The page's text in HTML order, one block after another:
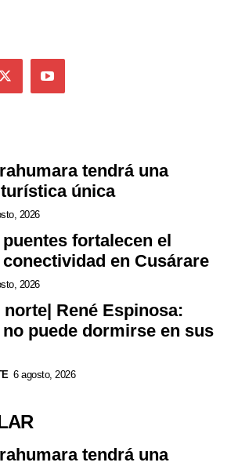
tendrá una
única
2026
fortalecen el
en Cusárare
2026
René Espinosa:
no puede dormirse en sus
6 agosto, 2026
tendrá una